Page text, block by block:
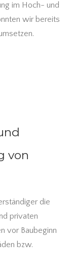
im Hoch- und
wir bereits
von
die
privaten
vor Baubeginn
bzw.